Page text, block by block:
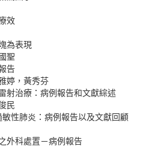
效
為表現
聖
告
婷，黃秀芬
射治療：病例報告和文獻綜述
民
性肺炎：病例報告以及文獻回顧
外科處置－病例報告